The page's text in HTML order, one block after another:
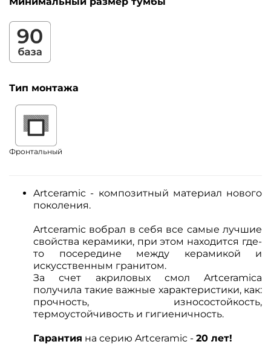
Тип монтажа
Фронтальный
Artceramic - композитный материал нового
поколения.
Artceramic вобрал в себя все самые лучшие
свойства керамики, при этом находится где-
то посередине между керамикой и
искусственным гранитом.
За счет акриловых смол Artceramica
получила такие важные характеристики, как:
прочность, износостойкость,
термоустойчивость и гигиеничность.
Гарантия на серию Artceramic - 20 лет!